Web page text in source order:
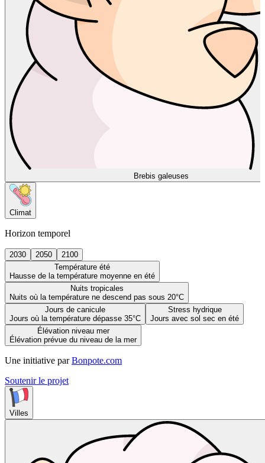
Brebis galeuses
Climat
Horizon temporel
2030 2050
2100
Température été
Hausse de la température moyenne en été
Nuits tropicales
Nuits où la température ne descend pas sous 20°C
Jours de canicule
Jours où la température dépasse 35°C
Stress hydrique
Jours avec sol sec en été
Élévation niveau mer
Élévation prévue du niveau de la mer
Une initiative par Bonpote.com
Soutenir le projet
Villes